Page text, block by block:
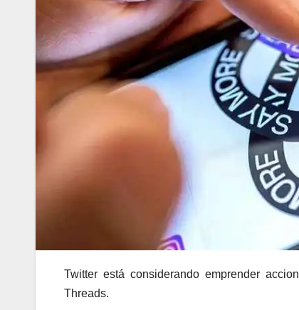
Twitter está considerando emprender
Threads.